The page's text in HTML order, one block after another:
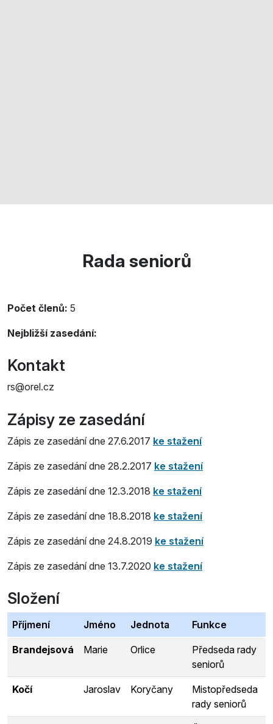
Rada seniorů
Počet členů: 5
Nejbližší zasedání:
Kontakt
rs@orel.cz
Zápisy ze zasedání
Zápis ze zasedání dne 27.6.2017 ke stažení
Zápis ze zasedání dne 28.2.2017 ke stažení
Zápis ze zasedání dne 12.3.2018 ke stažení
Zápis ze zasedání dne 18.8.2018 ke stažení
Zápis ze zasedání dne 24.8.2019 ke stažení
Zápis ze zasedání dne 13.7.2020 ke stažení
Složení
Příjmení Jméno Jednota Funkce
Brandejsová Marie Orlice
Předseda rady
seniorů
Kočí Jaroslav Koryčany
Mistopředseda
rady seniorů